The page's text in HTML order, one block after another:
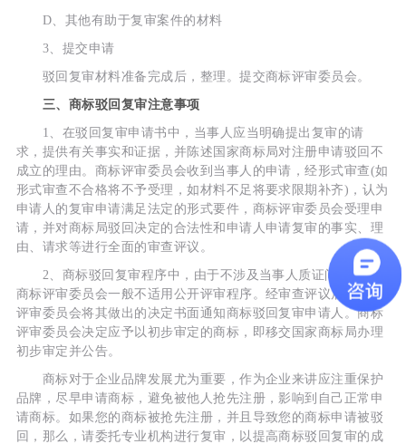
D、其他有助于复审案件的材料
3、提交申请
驳回复审材料准备完成后，整理。提交商标评审委员会。
三、商标驳回复审注意事项
1、在驳回复审申请书中，当事人应当明确提出复审的请
求，提供有关事实和证据，并陈述国家商标局对注册申请驳回不
成立的理由。商标评审委员会收到当事人的申请，经形式审查(如
形式审查不合格将不予受理，如材料不足将要求限期补齐)，认为
申请人的复审申请满足法定的形式要件，商标评审委员会受理申
请，并对商标局驳回决定的合法性和申请人申请复审的事实、理
由、请求等进行全面的审查评议。
2、商标驳回复审程序中，由于不涉及当事人质证问题，故
商标评审委员会一般不适用公开评审程序。经审查评议后，商标
评审委员会将其做出的决定书面通知商标驳回复审申请人。商标
评审委员会决定应予以初步审定的商标，即移交国家商标局办理
初步审定并公告。
商标对于企业品牌发展尤为重要，作为企业来讲应注重保护
品牌，尽早申请商标，避免被他人抢先注册，影响到自己正常申
请商标。如果您的商标被抢先注册，并且导致您的商标申请被驳
回，那么，请委托专业机构进行复审，以提高商标驳回复审的成